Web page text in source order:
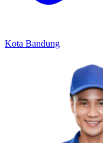
Kota Bandung